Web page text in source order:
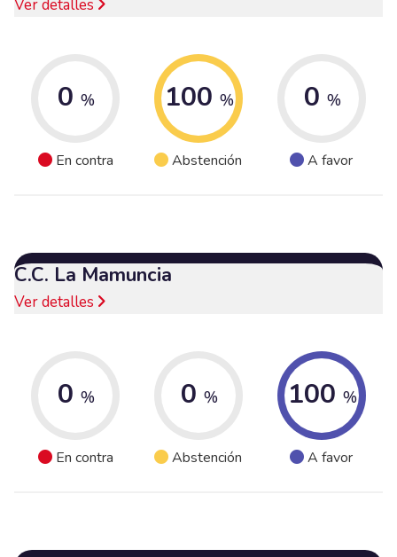
Ver detalles
0 %
En contra
100 %
Abstención
0 %
A favor
C.C. La Mamuncia
Ver detalles
0 %
En contra
0 %
Abstención
100 %
A favor